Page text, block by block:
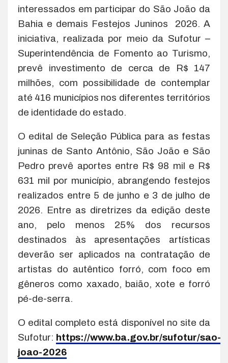
interessados em participar do São João da
Bahia e demais Festejos Juninos 2026. A
iniciativa, realizada por meio da Sufotur –
Superintendência de Fomento ao Turismo,
prevê investimento de cerca de R$ 147
milhões, com possibilidade de contemplar
até 416 municípios nos diferentes territórios
de identidade do estado.
O edital de Seleção Pública para as festas
juninas de Santo Antônio, São João e São
Pedro prevê aportes entre R$ 98 mil e R$
631 mil por município, abrangendo festejos
realizados entre 5 de junho e 3 de julho de
2026. Entre as diretrizes da edição deste
ano, pelo menos 25% dos recursos
destinados às apresentações artísticas
deverão ser aplicados na contratação de
artistas do autêntico forró, com foco em
gêneros como xaxado, baião, xote e forró
pé-de-serra.
O edital completo está disponível no site da
Sufotur: https://www.ba.gov.br/sufotur/sao-
joao-2026